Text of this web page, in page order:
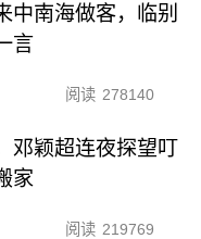
中南海做客，临别
言
阅读 278140
邓颖超连夜探望叮
家
阅读 219769